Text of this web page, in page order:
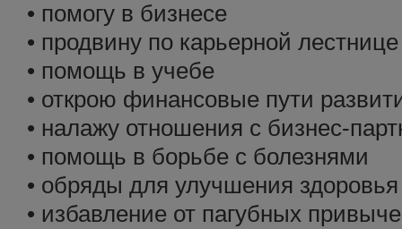
• помогу в бизнесе
• продвину по карьерной лестнице
• помощь в учебе
• открою финансовые пути
• налажу отношения с бизнес-
• помощь в борьбе с болезнями
• обряды для улучшения здоровья
• избавление от пагубных